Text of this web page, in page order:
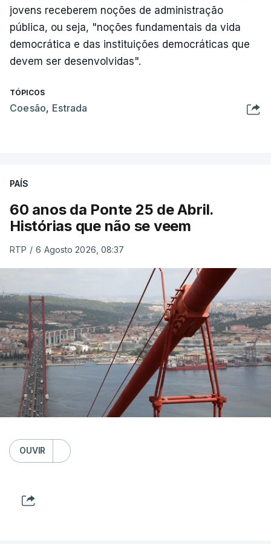
jovens receberem noções de administração
pública, ou seja, "noções fundamentais da vida
democrática e das instituições democráticas que
devem ser desenvolvidas".
TÓPICOS
Coesão, Estrada
PAÍS
60 anos da Ponte 25 de Abril.
Histórias que não se veem
RTP / 6 Agosto 2026, 08:37
OUVIR